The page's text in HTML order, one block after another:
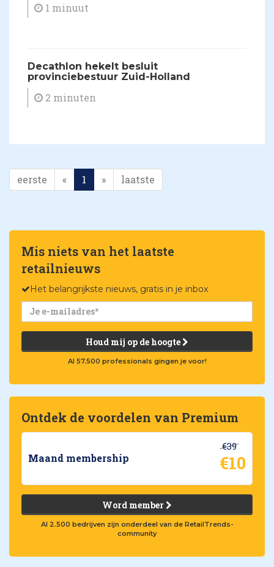
1 minuut
Decathlon hekelt besluit
provinciebestuur Zuid-Holland
2 minuten
eerste « 1 » laatste
Mis niets van het laatste
retailnieuws
Het belangrijkste nieuws, gratis in je inbox
Houd mij op de hoogte
Al 57.500 professionals gingen je voor!
Ontdek de voordelen van Premium
Maand membership
€39
€10
Word member
Al 2.500 bedrijven zijn onderdeel van de RetailTrends-
community